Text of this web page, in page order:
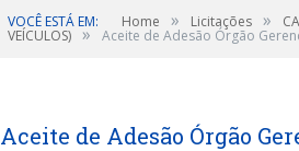
VOCÊ ESTÁ EM: Home » Licitações »
VEÍCULOS) » Aceite de Adesão Órgão
Aceite de Adesão Órgão